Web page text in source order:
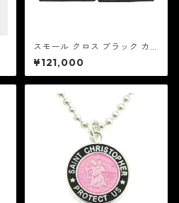
スモール クロス ブラック カウ
ハイド - スティングレイ：REI
D MFG リード エムエフジー
¥121,000